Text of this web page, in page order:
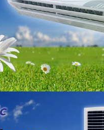
เครื่องฟอกอากาศ แขวนผนัง
ขนาดพื้นที่ 20-40 ตรม.